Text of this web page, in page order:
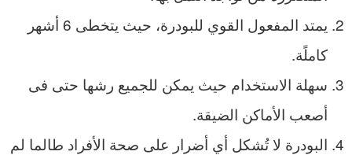
يمتد المفعول القوي للبودرة، حيث يتخطى 6 أشهر
كاملًة.
سهلة الاستخدام حيث يمكن للجميع رشها حتى فى
أصعب الأماكن الضيقة.
البودرة لا تُشكل أي أضرار على صحة الأفراد طالما لم